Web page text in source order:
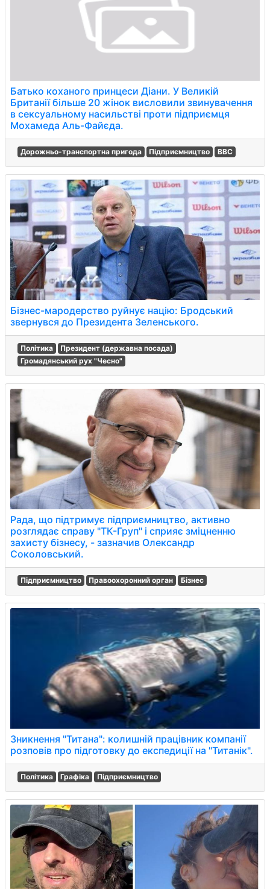
Батько коханого принцеси Діани. У Великій
Британії більше 20 жінок висловили звинувачення
в сексуальному насильстві проти підприємця
Мохамеда Аль-Файєда.
Дорожньо-транспортна пригода Підприємництво BBC
Бізнес-мародерство руйнує націю: Бродський
звернувся до Президента Зеленського.
Політика
Президент (державна посада)
Громадянський рух "Чесно"
Рада, що підтримує підприємництво, активно
розглядає справу "ТК-Груп" і сприяє зміцненню
захисту бізнесу, - зазначив Олександр
Соколовський.
Підприємництво Правоохоронний орган Бізнес
Зникнення "Титана": колишній працівник компанії
розповів про підготовку до експедиції на "Титанік".
Політика Графіка Підприємництво